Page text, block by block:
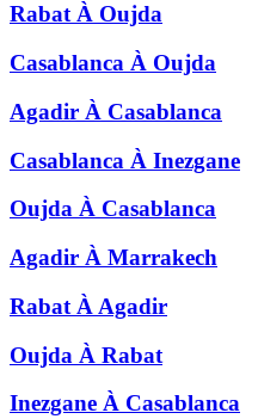
Rabat À Oujda
Casablanca À Oujda
Agadir À Casablanca
Casablanca À Inezgane
Oujda À Casablanca
Agadir À Marrakech
Rabat À Agadir
Oujda À Rabat
Inezgane À Casablanca